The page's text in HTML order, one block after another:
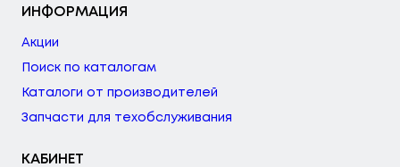
ИНФОРМАЦИЯ
Акции
Поиск по каталогам
Каталоги от производителей
Запчасти для техобслуживания
КАБИНЕТ